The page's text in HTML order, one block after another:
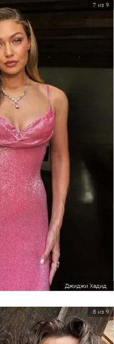
7 из 9
Джиджи Хадид
8 из 9